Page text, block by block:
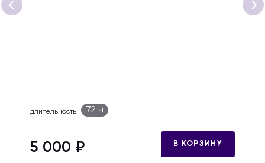
длительность: 72 ч
5 000 ₽ В КОРЗИНУ